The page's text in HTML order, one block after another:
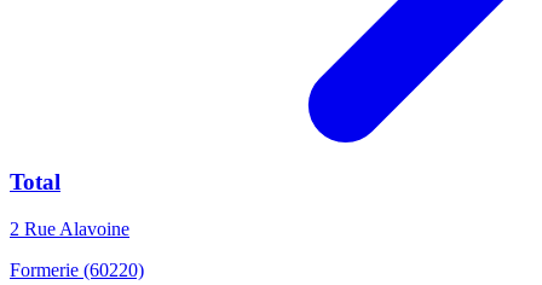
Total
2 Rue Alavoine
Formerie (60220)